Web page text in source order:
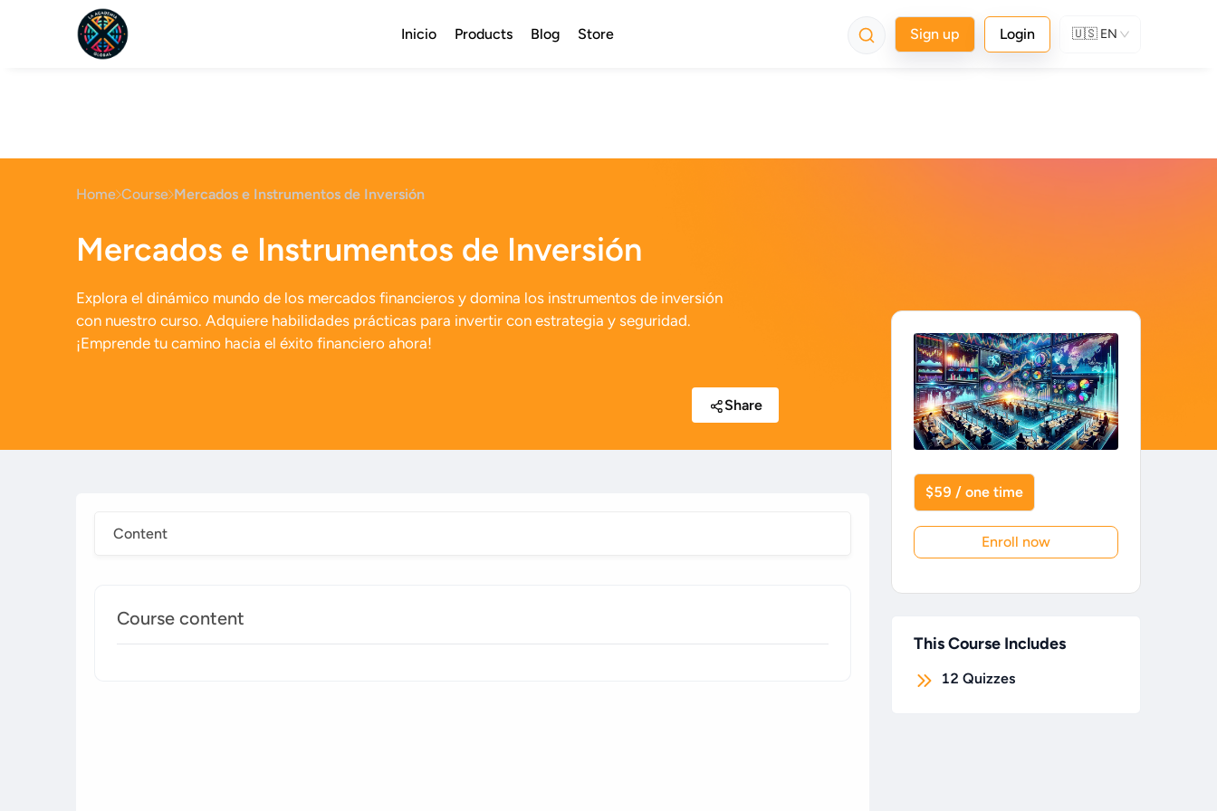
Inicio Products Blog Store Sign up Login 🇺🇸 EN
Home Course Mercados e Instrumentos de Inversión
Mercados e Instrumentos de Inversión
Explora el dinámico mundo de los mercados financieros y domina los instrumentos de inversión
con nuestro curso. Adquiere habilidades prácticas para invertir con estrategia y seguridad.
¡Emprende tu camino hacia el éxito financiero ahora!
Share
Content
Course content
$59 / one time
Enroll now
This Course Includes
12 Quizzes